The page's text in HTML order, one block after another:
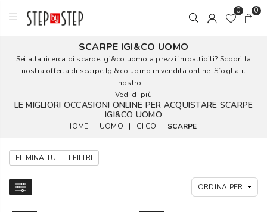
0 0
SCARPE IGI&CO UOMO
Sei alla ricerca di scarpe Igi&co uomo a prezzi imbattibili? Scopri la
nostra offerta di scarpe Igi&co uomo in vendita online. Sfoglia il
nostro ...
Vedi di più
LE MIGLIORI OCCASIONI ONLINE PER ACQUISTARE SCARPE
IGI&CO UOMO
HOME | UOMO | IGI CO | SCARPE
ELIMINA TUTTI I FILTRI